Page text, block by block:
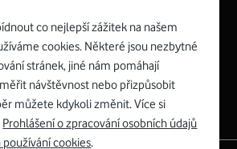
:
jsou 16 x 22 x 7,5 cm (včetně stojánku)
LAN porty a bezdrátové připojení Wi-
b/g/n/ac pro frekvenci 2,4 GHz a
se s Vodafonem
co nejlepší zážitek na našem
cookies. Některé jsou nezbytné
stránek, jiné nám pomáhají
návštěvnost nebo přizpůsobit
můžete kdykoli změnit. Více si
Prohlášení o zpracování osobních údajů
používání cookies.